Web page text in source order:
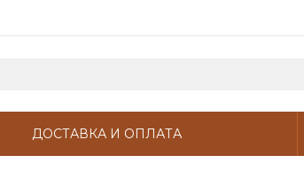
ДОСТАВКА И ОПЛАТА